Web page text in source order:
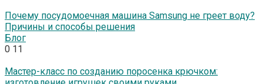
Почему посудомоечная машина Samsung не греет воду?
Причины и способы решения
Блог
0 11
Мастер-класс по созданию поросенка крючком: